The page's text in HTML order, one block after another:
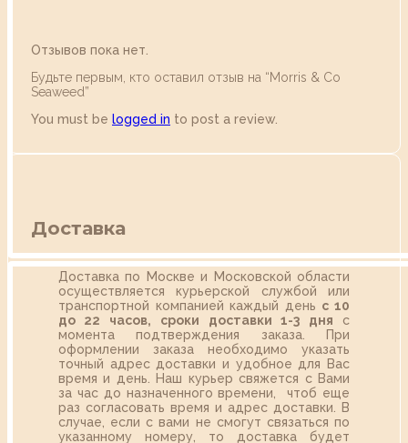
Отзывов пока нет.
Будьте первым, кто оставил отзыв на “Morris & Co
Seaweed”
You must be logged in to post a review.
Доставка
Доставка по Москве и Московской области
осуществляется курьерской службой или
транспортной компанией каждый день с 10
до 22 часов,
сроки доставки 1-3 дня с
момента подтверждения заказа. При
оформлении заказа необходимо указать
точный адрес доставки и удобное для Вас
время и день. Наш курьер свяжется с Вами
за час до назначенного времени, чтоб еще
раз согласовать время и адрес доставки. В
случае, если с вами не смогут связаться по
указанному номеру, то доставка будет